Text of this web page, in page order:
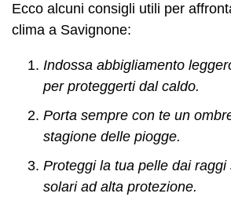
Ecco alcuni consigli utili per
clima a Savignone:
Indossa abbigliamento
per proteggerti dal caldo.
Porta sempre con te un
stagione delle piogge.
Proteggi la tua pelle dai
solari ad alta protezione.